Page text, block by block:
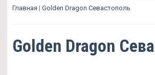
Главная | Golden Dragon Севастополь
Golden Dragon